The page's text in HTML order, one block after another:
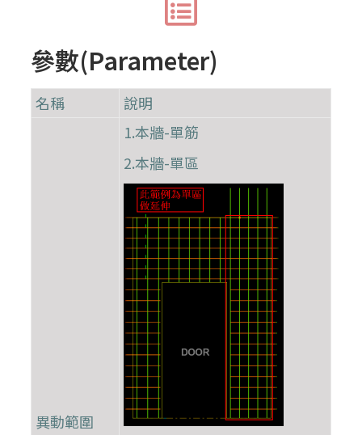
參數(Parameter)
名稱 說明
異動範圍
1.本牆-單筋
2.本牆-單區